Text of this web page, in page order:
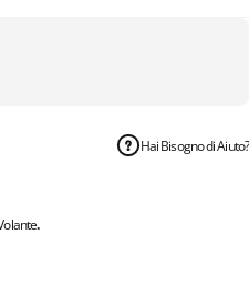
Hai Bisogno di Aiuto?
.